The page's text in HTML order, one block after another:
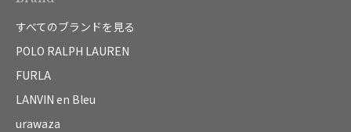
すべてのブランドを見る
POLO RALPH LAUREN
FURLA
LANVIN en Bleu
urawaza